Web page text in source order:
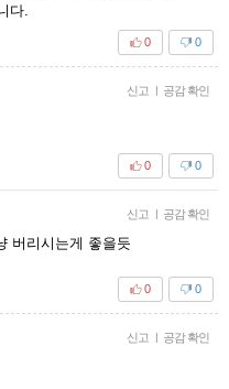
다.
0
0
신고 | 공감 확인
0
0
신고 | 공감 확인
버리시는게 좋을듯
0
0
신고 | 공감 확인